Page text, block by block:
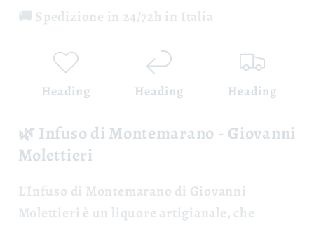
🚚 Spedizione in 24/72h in Italia
Heading Heading Heading
🌿 Infuso di Montemarano - Giovanni
Molettieri
L'Infuso di Montemarano di Giovanni
Molettieri è un liquore artigianale, che